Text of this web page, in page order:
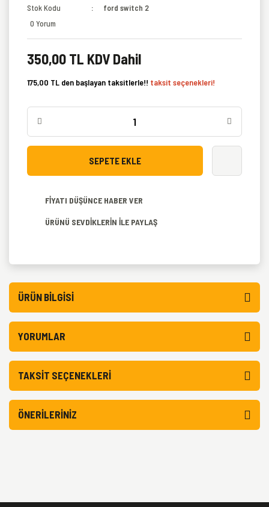
Stok Kodu
ford switch 2
0 Yorum
350,00 TL KDV Dahil
175,00 TL den başlayan taksitlerle!! taksit seçenekleri!
SEPETE EKLE
FİYATI DÜŞÜNCE HABER VER
ÜRÜNÜ SEVDİKLERİN İLE PAYLAŞ
ÜRÜN BILGISI
YORUMLAR
TAKSIT SEÇENEKLERI
ÖNERILERINIZ